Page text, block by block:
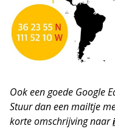
Ook een goede Google
Stuur dan een mailtje
korteomschrijving naar